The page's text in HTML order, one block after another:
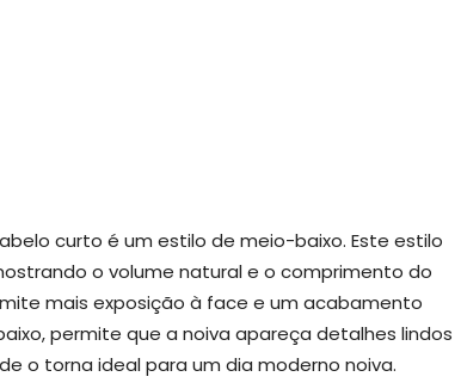
curto é um estilo de meio-baixo. Este estilo
o volume natural e o comprimento do
mais exposição à face e um acabamento
permite que a noiva apareça detalhes lindos
o torna ideal para um dia moderno noiva.